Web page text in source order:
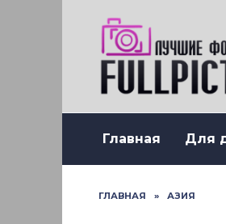
Главная Для
ГЛАВНАЯ » АЗИЯ